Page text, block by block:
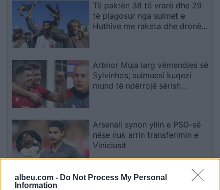
albeu.com - Do Not Process My Personal
Information
Të paktën 38 të vrarë dhe 29
të plagosur nga sulmet e
Huthive me raketa dhe dronë
Arbnor Muja larg vëmendjes së
Sylvinhos, sulmuesi kuqezi
mund të ndërrojë sërish
Arsenali synon yllin e PSG-së
nëse nuk arrin transferimin e
Viniciusit
Shkodër, ndërron jetë në spital